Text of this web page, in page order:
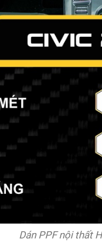
Dán PPF nội thất